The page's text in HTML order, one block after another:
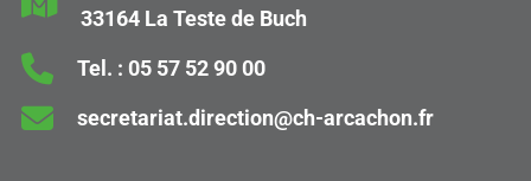
33164 La Teste de Buch
Tel. : 05 57 52 90 00
secretariat.direction@ch-arcachon.fr